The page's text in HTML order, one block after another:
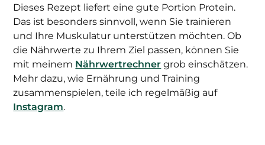
Dieses Rezept liefert eine gute Portion Protein.
Das ist besonders sinnvoll, wenn Sie trainieren
und Ihre Muskulatur unterstützen möchten. Ob
die Nährwerte zu Ihrem Ziel passen, können Sie
mit meinem Nährwertrechner grob einschätzen.
Mehr dazu, wie Ernährung und Training
zusammenspielen, teile ich regelmäßig auf
Instagram.